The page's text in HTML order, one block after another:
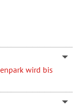
wird bis